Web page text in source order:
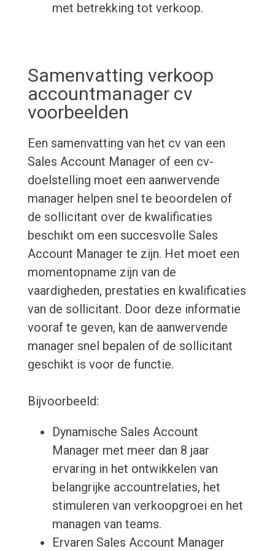
met betrekking tot verkoop.
Samenvatting verkoop
accountmanager cv
voorbeelden
Een samenvatting van het cv van een
Sales Account Manager of een cv-
doelstelling moet een aanwervende
manager helpen snel te beoordelen of
de sollicitant over de kwalificaties
beschikt om een succesvolle Sales
Account Manager te zijn. Het moet een
momentopname zijn van de
vaardigheden, prestaties en kwalificaties
van de sollicitant. Door deze informatie
vooraf te geven, kan de aanwervende
manager snel bepalen of de sollicitant
geschikt is voor de functie.
Bijvoorbeeld:
Dynamische Sales Account
Manager met meer dan 8 jaar
ervaring in het ontwikkelen van
belangrijke accountrelaties, het
stimuleren van verkoopgroei en het
managen van teams.
Ervaren Sales Account Manager